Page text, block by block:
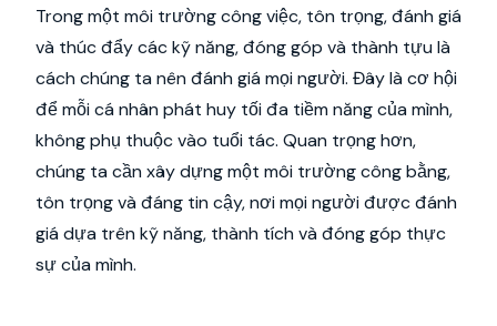
Trong một môi trường công việc, tôn trọng, đánh giá
và thúc đẩy các kỹ năng, đóng góp và thành tựu là
cách chúng ta nên đánh giá mọi người. Đây là cơ hội
để mỗi cá nhân phát huy tối đa tiềm năng của mình,
không phụ thuộc vào tuổi tác. Quan trọng hơn,
chúng ta cần xây dựng một môi trường công bằng,
tôn trọng và đáng tin cậy, nơi mọi người được đánh
giá dựa trên kỹ năng, thành tích và đóng góp thực
sự của mình.